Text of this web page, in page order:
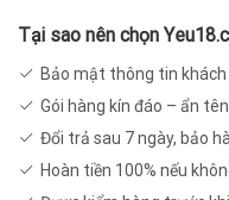
silicon
Galaku
BD07
số
Tại sao nên chọn
Bảo mật thông tin khách
Gói hàng kín đáo – ẩn
Đổi trả sau 7 ngày, bảo
Hoàn tiền 100% nếu